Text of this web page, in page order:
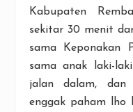
Kabupaten
sekitar 30 menit
sama Keponakan
sama anak laki-
jalan dalam, dan
enggak paham lho